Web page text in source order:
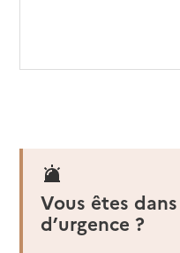
Vous êtes
d’urgence ?